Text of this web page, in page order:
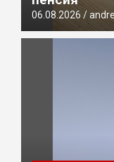
06.08.2026